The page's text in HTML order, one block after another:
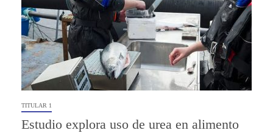
TITULAR 1
Estudio explora uso de urea en alimento